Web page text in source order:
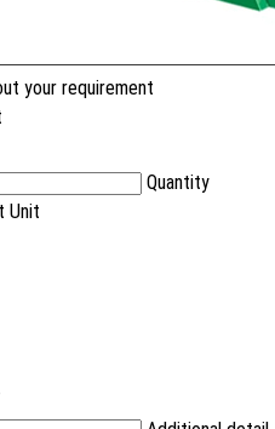
your requirement
Quantity
Unit